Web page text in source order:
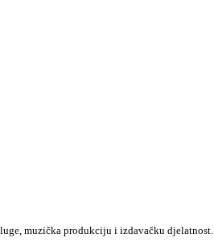
muzička produkciju i izdavačku djelatnost.